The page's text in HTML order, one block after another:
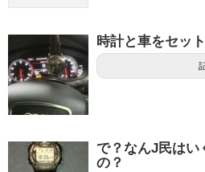
時計と車をセッ
で？なんJ民はい
の？